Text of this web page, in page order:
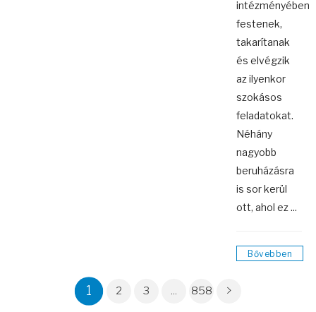
intézményében
festenek,
takarítanak
és elvégzik
az ilyenkor
szokásos
feladatokat.
Néhány
nagyobb
beruházásra
is sor kerül
ott, ahol ez ...
Bővebben
1 2 3 ... 858